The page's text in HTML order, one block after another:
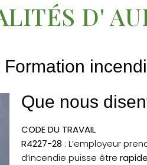
D'
Que nous
CODE DU TRAVAIL
R4227-28 : L’employeur
d’incendie puisse être